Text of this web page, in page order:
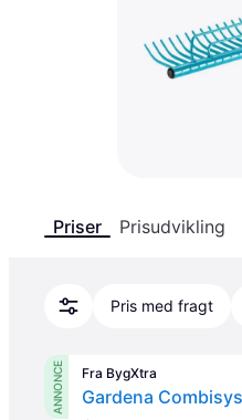
Priser Prisudvikling
Pris med fragt
ANNONCE Fra BygXtra
Gardena